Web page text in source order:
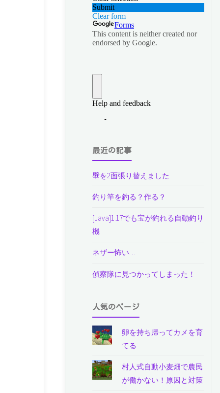
最近の記事
壁を2面張り替えました
釣り竿を釣る？作る？
[Java]1.17でも宝が釣れる自動釣り
機
ネザー怖い…
偵察隊に見つかってしまった！
人気のページ
卵を持ち帰ってカメを育
てる
村人式自動小麦畑で農民
が働かない！原因と対策